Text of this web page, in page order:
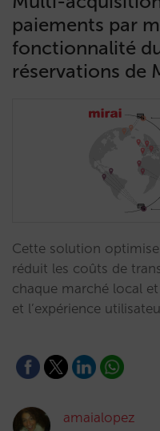
paiements par
fonctionnalité
réservations de
Cette solution
réduit les coûts de
chaque marché local
et l’expérience
amaialopez